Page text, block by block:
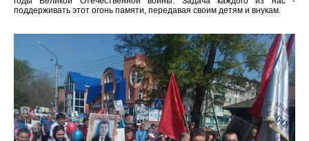
поддерживать этот огонь памяти, передавая своим детям и внукам.